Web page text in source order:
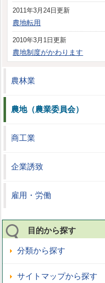
2011年3月24日更新
農地転用
2010年3月1日更新
農地制度がかわります
農林業
農地（農業委員会）
商工業
企業誘致
雇用・労働
目的から探す
分類から探す
サイトマップから探す